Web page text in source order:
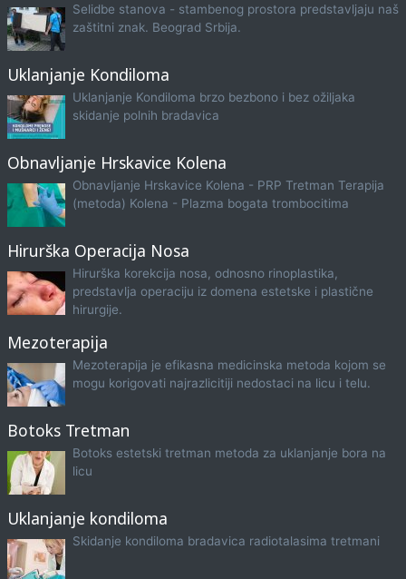
Selidbe stanova - stambenog prostora predstavljaju naš
zaštitni znak. Beograd Srbija.
Uklanjanje Kondiloma
Uklanjanje Kondiloma brzo bezbono i bez ožiljaka
skidanje polnih bradavica
Obnavljanje Hrskavice Kolena
Obnavljanje Hrskavice Kolena - PRP Tretman Terapija
(metoda) Kolena - Plazma bogata trombocitima
Hirurška Operacija Nosa
Hirurška korekcija nosa, odnosno rinoplastika,
predstavlja operaciju iz domena estetske i plastične
hirurgije.
Mezoterapija
Mezoterapija je efikasna medicinska metoda kojom se
mogu korigovati najrazlicitiji nedostaci na licu i telu.
Botoks Tretman
Botoks estetski tretman metoda za uklanjanje bora na
licu
Uklanjanje kondiloma
Skidanje kondiloma bradavica radiotalasima tretmani